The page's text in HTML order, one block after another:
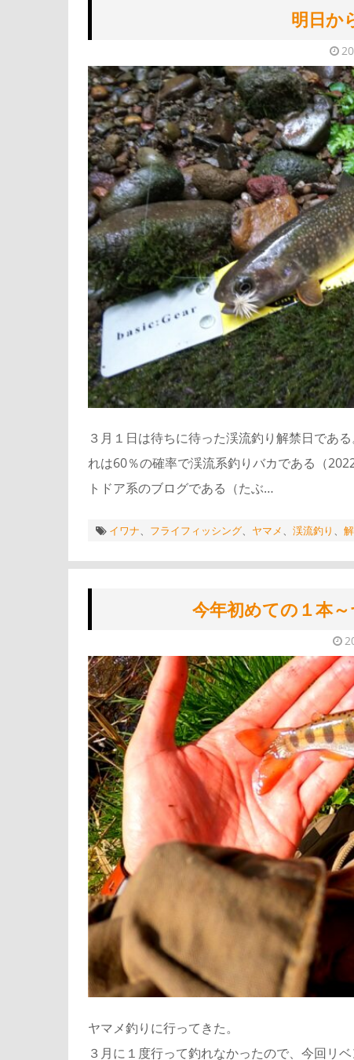
明日か
３月１日は待ちに待った渓流釣り解禁日であ
れは60％の確率で渓流系釣りバカである（
トドア系のブログである（たぶ…
イワナ、 フライフィッシング、 ヤマメ、 渓流釣り 、
今年初めての１本
ヤマメ釣りに行ってきた。
３月に１度行って釣れなかったので、今回リベ